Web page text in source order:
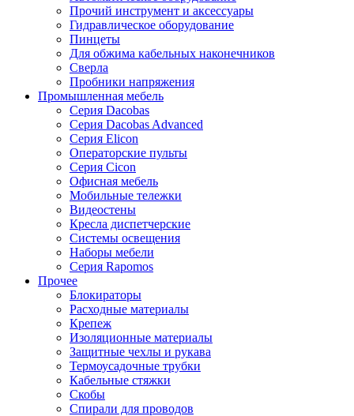
Прочий инструмент и аксессуары
Гидравлическое оборудование
Пинцеты
Для обжима кабельных наконечников
Сверла
Пробники напряжения
Промышленная мебель
Серия Dacobas
Серия Dacobas Advanced
Серия Elicon
Операторские пульты
Серия Cicon
Офисная мебель
Мобильные тележки
Видеостены
Кресла диспетчерские
Системы освещения
Наборы мебели
Серия Rapomos
Прочее
Блокираторы
Расходные материалы
Крепеж
Изоляционные материалы
Защитные чехлы и рукава
Термоусадочные трубки
Кабельные стяжки
Скобы
Спирали для проводов